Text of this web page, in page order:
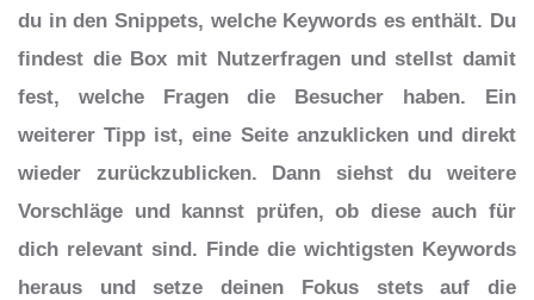
du in den Snippets, welche Keywords es enthält. Du
findest die Box mit Nutzerfragen und stellst damit
fest, welche Fragen die Besucher haben. Ein
weiterer Tipp ist, eine Seite anzuklicken und direkt
wieder zurückzublicken. Dann siehst du weitere
Vorschläge und kannst prüfen, ob diese auch für
dich relevant sind. Finde die wichtigsten Keywords
heraus und setze deinen Fokus stets auf die